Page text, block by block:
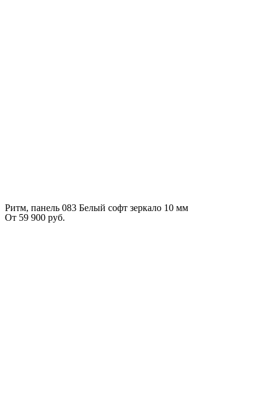
Ритм, панель 083 Белый софт зеркало 10 мм
От 59 900 руб.